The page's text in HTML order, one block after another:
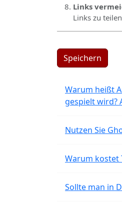
Links
Links zu
Speichern
Warum heißt
gespielt wird?
Nutzen Sie
Warum kostet
Sollte man in